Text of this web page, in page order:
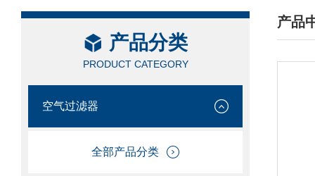
产品分类
PRODUCT CATEGORY
空气过滤器
全部产品分类
产品
/